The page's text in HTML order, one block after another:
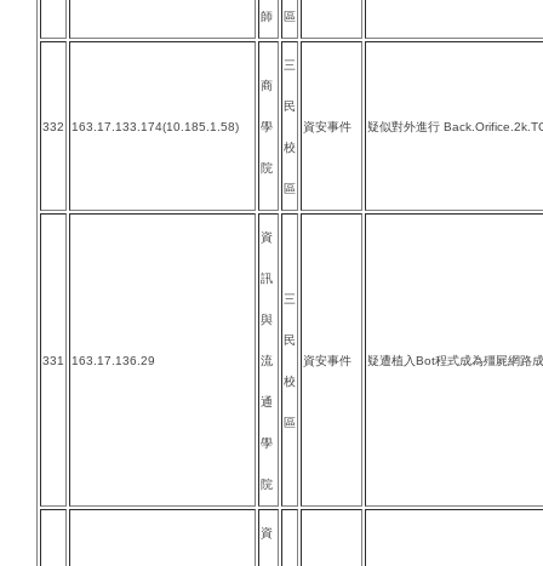
師 區
332 163.17.133.174(10.185.1.58)
商
學
院
三
民
校
區
資安事件 疑似對外進行
331 163.17.136.29
資
訊
與
流
通
學
院
三
民
校
區
資安事件 疑遭植入Bot程式成為殭屍網路
資